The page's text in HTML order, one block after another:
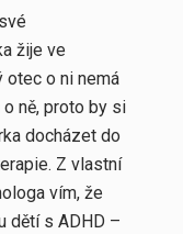
žije ve
otec o ni nemá
ně, proto by si
docházet do
Z vlastní
vím, že
dětí s ADHD –